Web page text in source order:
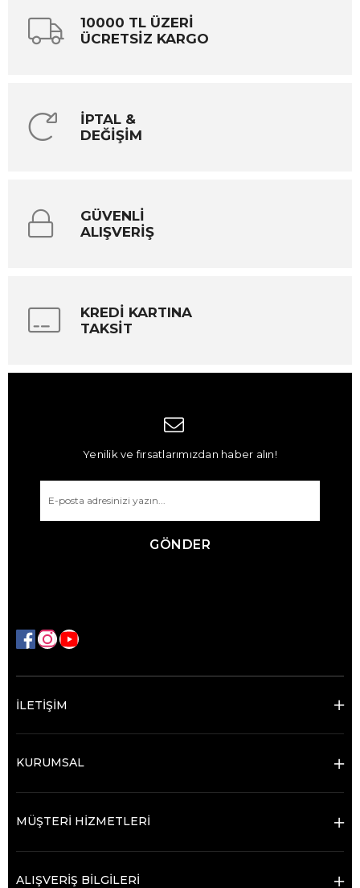
10000 TL ÜZERİ
ÜCRETSİZ KARGO
İPTAL &
DEĞİŞİM
GÜVENLİ
ALIŞVERİŞ
KREDİ KARTINA
TAKSİT
Yenilik ve fırsatlarımızdan haber alın!
GÖNDER
İLETİŞİM
KURUMSAL
MÜŞTERİ HİZMETLERİ
ALIŞVERİŞ BİLGİLERİ